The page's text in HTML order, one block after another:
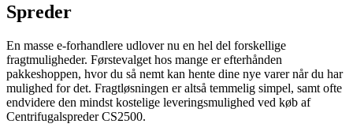
Spreder
En masse e-forhandlere udlover nu en hel del forskellige
fragtmuligheder. Førstevalget hos mange er efterhånden
pakkeshoppen, hvor du så nemt kan hente dine nye varer når du har
mulighed for det. Fragtløsningen er altså temmelig simpel, samt ofte
endvidere den mindst kostelige leveringsmulighed ved køb af
Centrifugalspreder CS2500.